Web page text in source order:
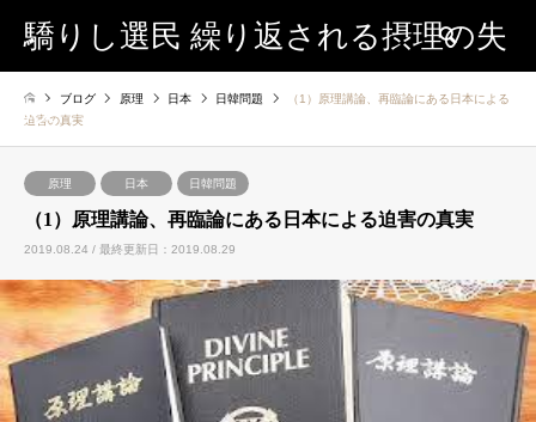
驕りし選民 繰り返される摂理の失
敗
検索
ブログ 原理 日本 日韓問題
（1）原理講論、再臨論にある日本による
迫害の真実
原理 日本 日韓問題
（1）原理講論、再臨論にある日本による迫害の真実
2019.08.24 / 最終更新日：2019.08.29